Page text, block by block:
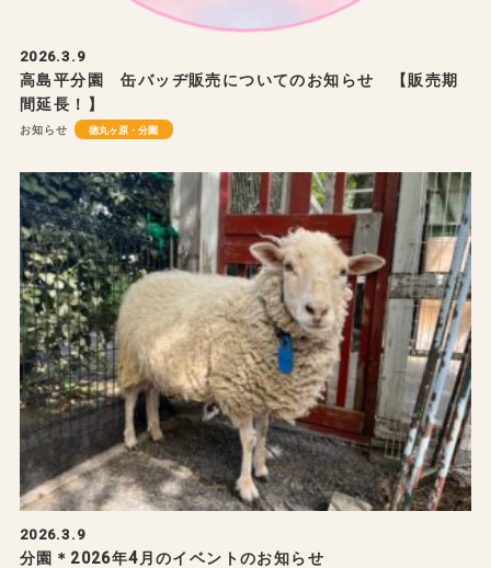
2026.3.9
高島平分園 缶バッヂ販売についてのお知らせ 【販売期
間延長！】
お知らせ 徳丸ヶ原・分園
2026.3.9
分園＊2026年4月のイベントのお知らせ